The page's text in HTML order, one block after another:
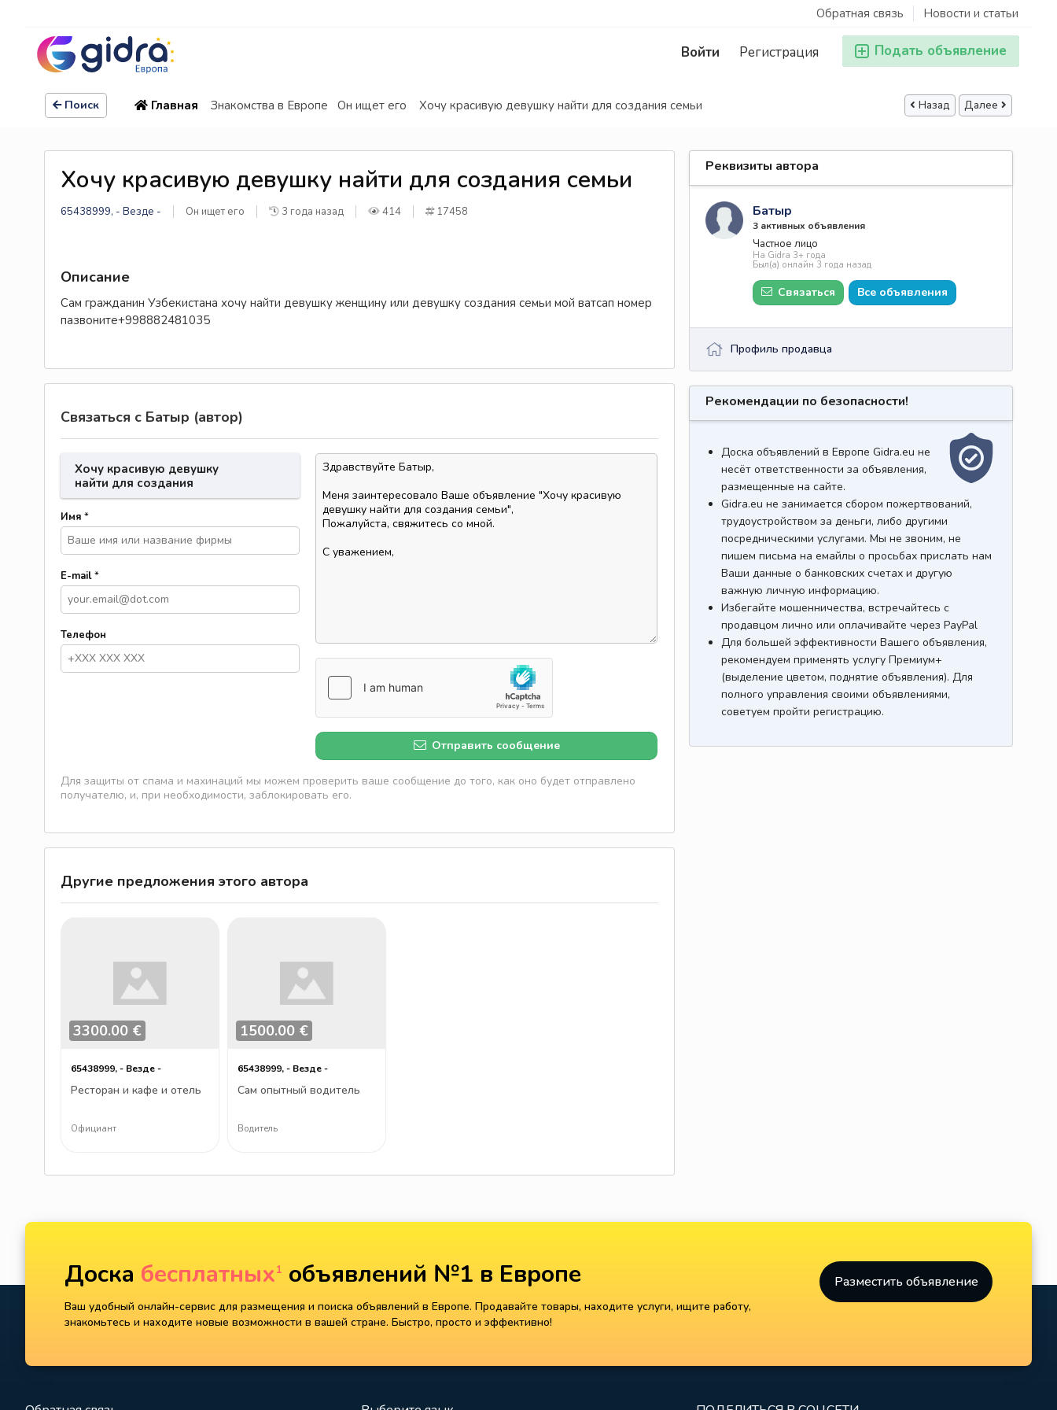
Новости и статьи
Обратная связь
Подать объявление
Регистрация
Войти
Поиск Главная Знакомства в Европе Он ищет его Хочу красивую девушку найти для создания семьи Назад Далее
Хочу красивую девушку найти для создания семьи
65438999, - Везде - Он ищет его 3 года назад 414 17458
Описание
Сам гражданин Узбекистана хочу найти девушку женщину или девушку создания семьи мой ватсап номер
пазвоните+998882481035
Связаться с Батыр (автор)
Хочу красивую девушку
найти для создания
семьи
Имя *
E-mail*
Телефон
Отправить сообщение
Для защиты от спама и махинаций мы можем проверить ваше сообщение до того, как оно будет отправлено
получателю, и, при необходимости, заблокировать его.
Другие предложения этого автора
3300.00 €
65438999, - Везде -
Ресторан и кафе и отель
Официант
1500.00 €
65438999, - Везде -
Сам опытный водитель
Водитель
Реквизиты автора
Батыр
3 активных объявления
Частное лицо
На Gidra 3+ года
Был(а) онлайн 3 года назад
Связаться Все объявления
Профиль продавца
Рекомендации по безопасности!
Доска объявлений в Европе Gidra.eu не
несёт ответственности за объявления,
размещенные на сайте.
Gidra.eu не занимается сбором пожертвований,
трудоустройством за деньги, либо другими
посредническими услугами. Мы не звоним, не
пишем письма на емайлы о просьбах прислать нам
Ваши данные о банковских счетах и другую
важную личную информацию.
Избегайте мошенничества, встречайтесь с
продавцом лично или оплачивайте через PayPal
Для большей эффективности Вашего объявления,
рекомендуем применять услугу Премиум+
(выделение цветом, поднятие объявления). Для
полного управления своими объявлениями,
советуем пройти регистрацию.
Доска бесплатных1 объявлений №1 в Европе
Ваш удобный онлайн-сервис для размещения и поиска объявлений в Европе. Продавайте товары, находите услуги, ищите работу,
знакомьтесь и находите новые возможности в вашей стране. Быстро, просто и эффективно!
Разместить объявление